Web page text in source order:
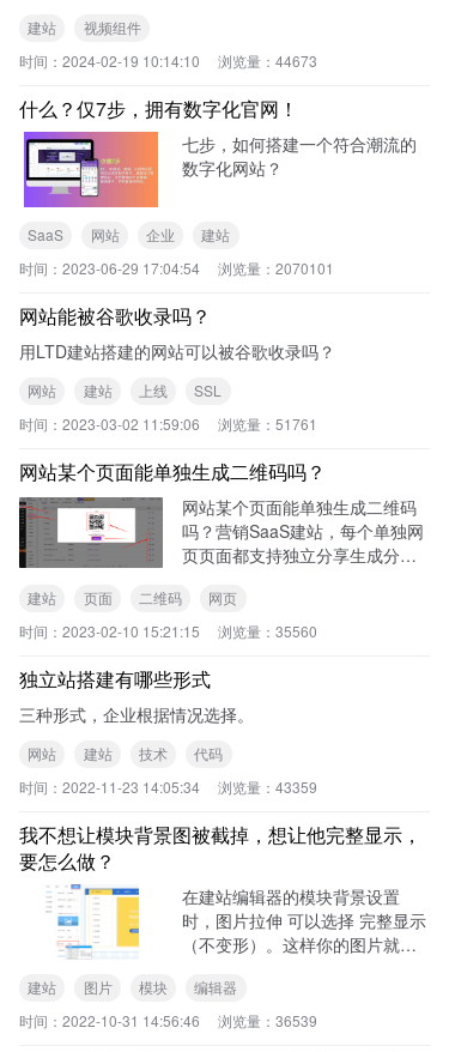
建站
视频组件
时间： 2024-02-19 10:14:10 浏览量： 44673
什么？仅7步，拥有数字化官网！
七步，如何搭建一个符合潮流的
数字化网站？
SaaS 网站 企业
建站
时间： 2023-06-29 17:04:54 浏览量： 2070101
网站能被谷歌收录吗？
用LTD建站搭建的网站可以被谷歌收录吗？
网站 建站 上线
SSL
时间： 2023-03-02 11:59:06 浏览量： 51761
网站某个页面能单独生成二维码吗？
网站某个页面能单独生成二维码
吗？营销SaaS建站，每个单独网
页页面都支持独立分享生成分享
二维码操作步骤：登录【官微中
心】后台，左侧导航【建站】-
建站 页面 二维码
网页
时间： 2023-02-10 15:21:15 浏览量： 35560
独立站搭建有哪些形式
三种形式，企业根据情况选择。
网站 建站 技术
代码
时间： 2022-11-23 14:05:34 浏览量： 43359
我不想让模块背景图被截掉，想让他完整显示，
要怎么做？
在建站编辑器的模块背景设置
时，图片拉伸 可以选择 完整显示
（不变形）。这样你的图片就会
建站 图片 模块
编辑器
时间： 2022-10-31 14:56:46 浏览量： 36539